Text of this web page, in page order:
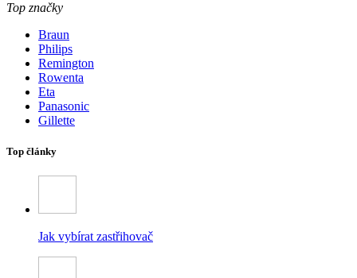
Top značky
Braun
Philips
Remington
Rowenta
Eta
Panasonic
Gillette
Top články
Jak vybírat zastřihovač